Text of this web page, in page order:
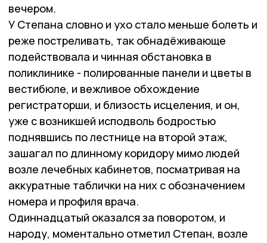
вечером.
У Степана словно и ухо стало меньше болеть и
реже постреливать, так обнадёживающе
подействовала и чинная обстановка в
поликлинике - полированные панели и цветы в
вестибюле, и вежливое обхождение
регистраторши, и близость исцеления, и он,
уже с возникшей исподволь бодростью
поднявшись по лестнице на второй этаж,
зашагал по длинному коридору мимо людей
возле лечебных кабинетов, посматривая на
аккуратные таблички на них с обозначением
номера и профиля врача.
Одиннадцатый оказался за поворотом, и
народу, моментально отметил Степан, возле